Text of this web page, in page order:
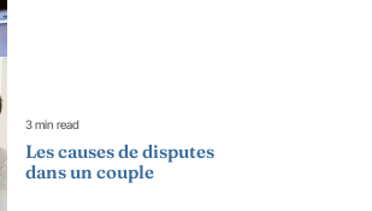
3 min read
Les causes de disputes
dans un couple